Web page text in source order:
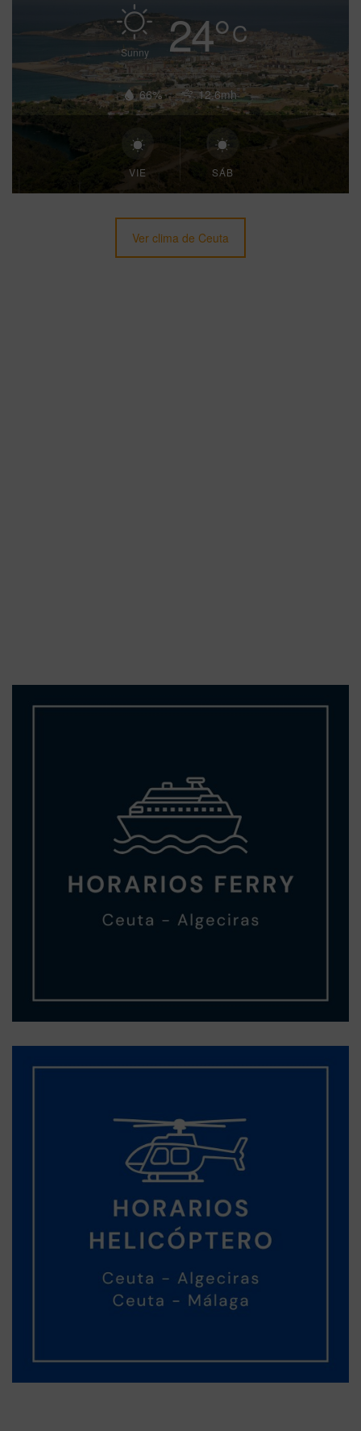
Sunny 24°C
66% 12.6mh
VIE SÁB
Ver clima de Ceuta